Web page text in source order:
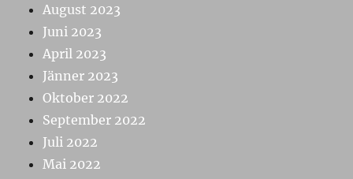
August 2023
Juni 2023
April 2023
Jänner 2023
Oktober 2022
September 2022
Juli 2022
Mai 2022